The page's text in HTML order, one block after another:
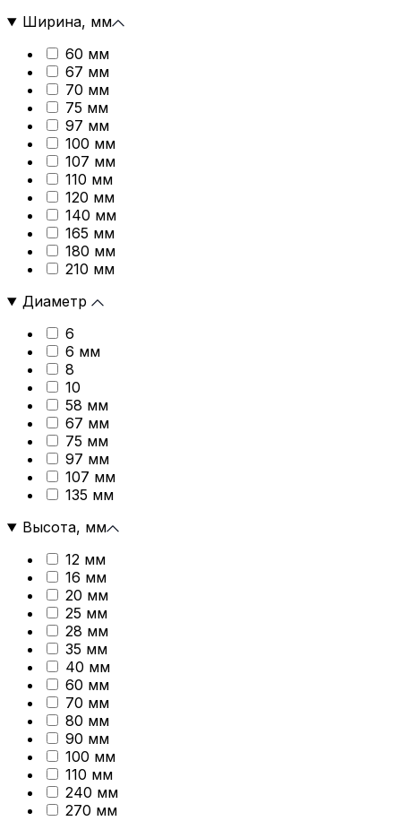
Ширина, мм
60 мм
67 мм
70 мм
75 мм
97 мм
100 мм
107 мм
110 мм
120 мм
140 мм
165 мм
180 мм
210 мм
Диаметр
6
6 мм
8
10
58 мм
67 мм
75 мм
97 мм
107 мм
135 мм
Высота, мм
12 мм
16 мм
20 мм
25 мм
28 мм
35 мм
40 мм
60 мм
70 мм
80 мм
90 мм
100 мм
110 мм
240 мм
270 мм